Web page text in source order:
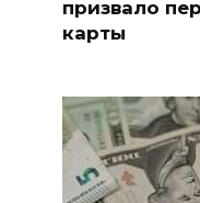
призвало
карты